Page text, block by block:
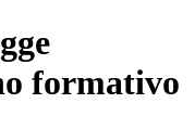
formativo